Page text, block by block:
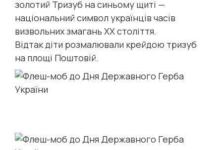
золотий Тризуб на синьому щиті —
національний символ українців часів
визвольних змагань XX століття.
Відтак діти розмалювали крейдою тризуб
на площі Поштовій.